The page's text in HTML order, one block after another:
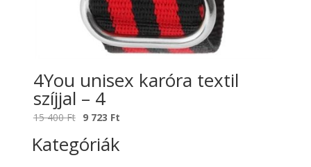
4You unisex karóra textil
szíjjal – 4
15 400Ft Original
was:
9 723 Ft
Kategóriák